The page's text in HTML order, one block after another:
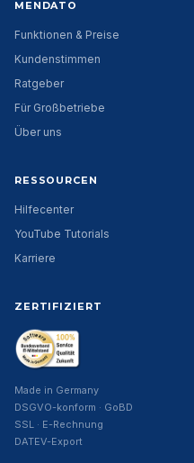
MENDATO
Funktionen & Preise
Kundenstimmen
Ratgeber
Für Großbetriebe
Über uns
RESSOURCEN
Hilfecenter
YouTube Tutorials
Karriere
ZERTIFIZIERT
Made in Germany
DSGVO-konform · GoBD
SSL · E-Rechnung
DATEV-Export